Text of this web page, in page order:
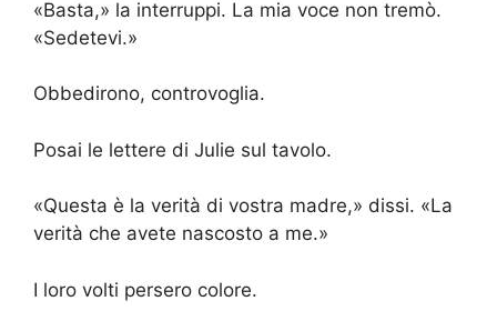
«Basta,» la interruppi. La mia voce non tremò.
«Sedetevi.»
Obbedirono, controvoglia.
Posai le lettere di Julie sul tavolo.
«Questa è la verità di vostra madre,» dissi. «La
verità che avete nascosto a me.»
I loro volti persero colore.